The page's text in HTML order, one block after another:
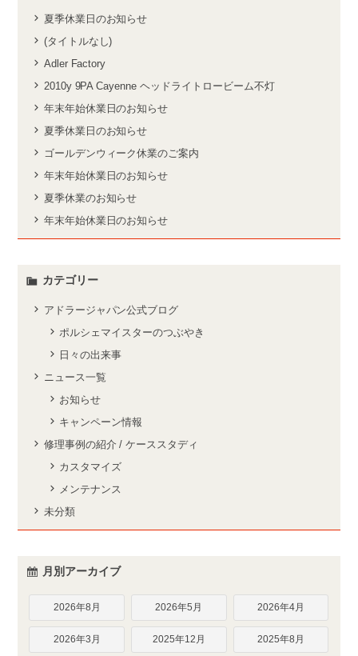
夏季休業日のお知らせ
(タイトルなし)
Adler Factory
2010y 9PA Cayenne ヘッドライトロービーム不灯
年末年始休業日のお知らせ
夏季休業日のお知らせ
ゴールデンウィーク休業のご案内
年末年始休業日のお知らせ
夏季休業のお知らせ
年末年始休業日のお知らせ
カテゴリー
アドラージャパン公式ブログ
ポルシェマイスターのつぶやき
日々の出来事
ニュース一覧
お知らせ
キャンペーン情報
修理事例の紹介 / ケーススタディ
カスタマイズ
メンテナンス
未分類
月別アーカイブ
2026年8月 2026年5月 2026年4月
2026年3月 2025年12月 2025年8月